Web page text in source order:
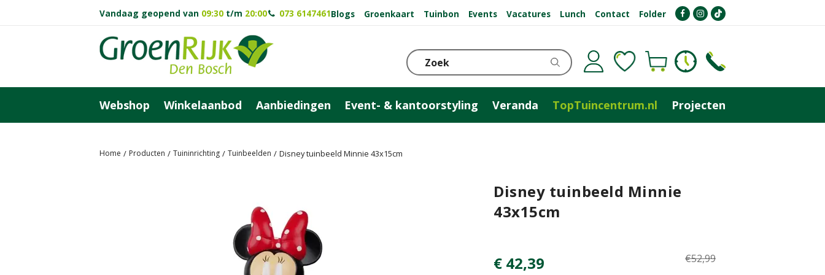
Home Producten Tuininrichting Tuinbeelden Disney tuinbeeld Minnie 43x15cm
Vandaag geopend van 09:30 t/m 20:00 073 6147461Blogs Groenkaart Tuinbon Events Vacatures Lunch Contact Folder
Webshop Winkelaanbod Aanbiedingen Event- & kantoorstyling Veranda TopTuincentrum.nl Projecten
Disney tuinbeeld Minnie
43x15cm
€52,99
€ 42,39